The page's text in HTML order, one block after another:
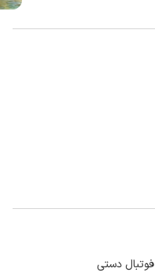
فوتبال دستی